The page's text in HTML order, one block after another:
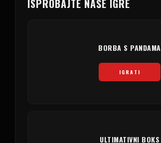
ISPROBAJTE NAŠE IGRE
BORBA S PANDAMA
IGRATI
ULTIMATIVNI BOKS